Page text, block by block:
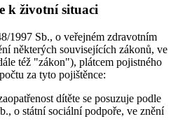
k životní situaci
1997 Sb., o veřejném zdravotním
některých souvisejících zákonů, ve
též "zákon"), plátcem pojistného
za tyto pojištěnce:
dítěte se posuzuje podle
o státní sociální podpoře, ve znění